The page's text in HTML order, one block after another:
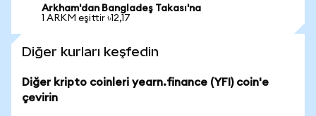
Arkham'dan Bangladeş Takası'na
1 ARKM eşittir ৳12,17
Diğer kurları keşfedin
Diğer kripto coinleri yearn.finance (YFI) coin'e
çevirin